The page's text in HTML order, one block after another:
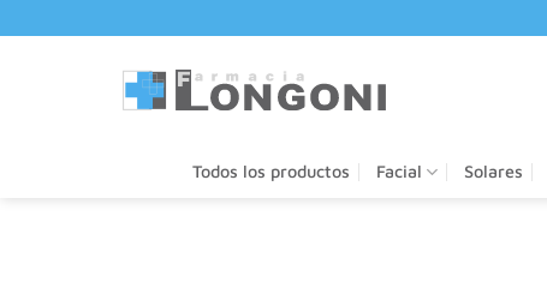
al
Todos los productos Facial Solares